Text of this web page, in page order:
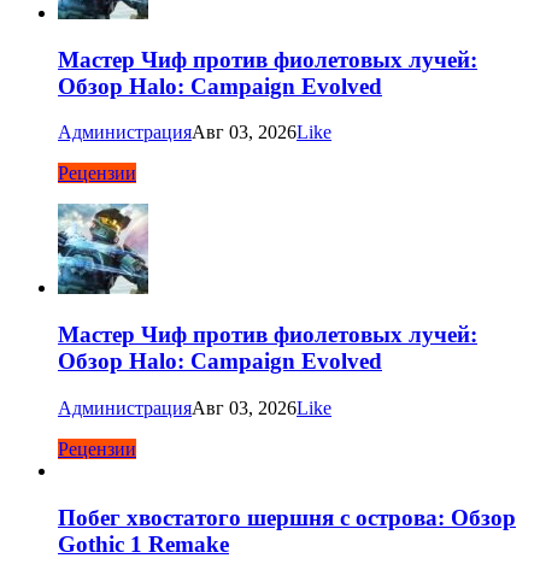
Мастер Чиф против фиолетовых лучей:
Обзор Halo: Campaign Evolved
АдминистрацияАвг 03, 2026Like
Рецензии
Мастер Чиф против фиолетовых лучей:
Обзор Halo: Campaign Evolved
АдминистрацияАвг 03, 2026Like
Рецензии
Побег хвостатого шершня с острова: Обзор
Gothic 1 Remake